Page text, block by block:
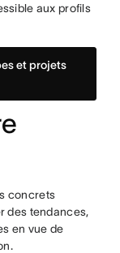
aux profils
et projets
concrets
des tendances,
en vue de